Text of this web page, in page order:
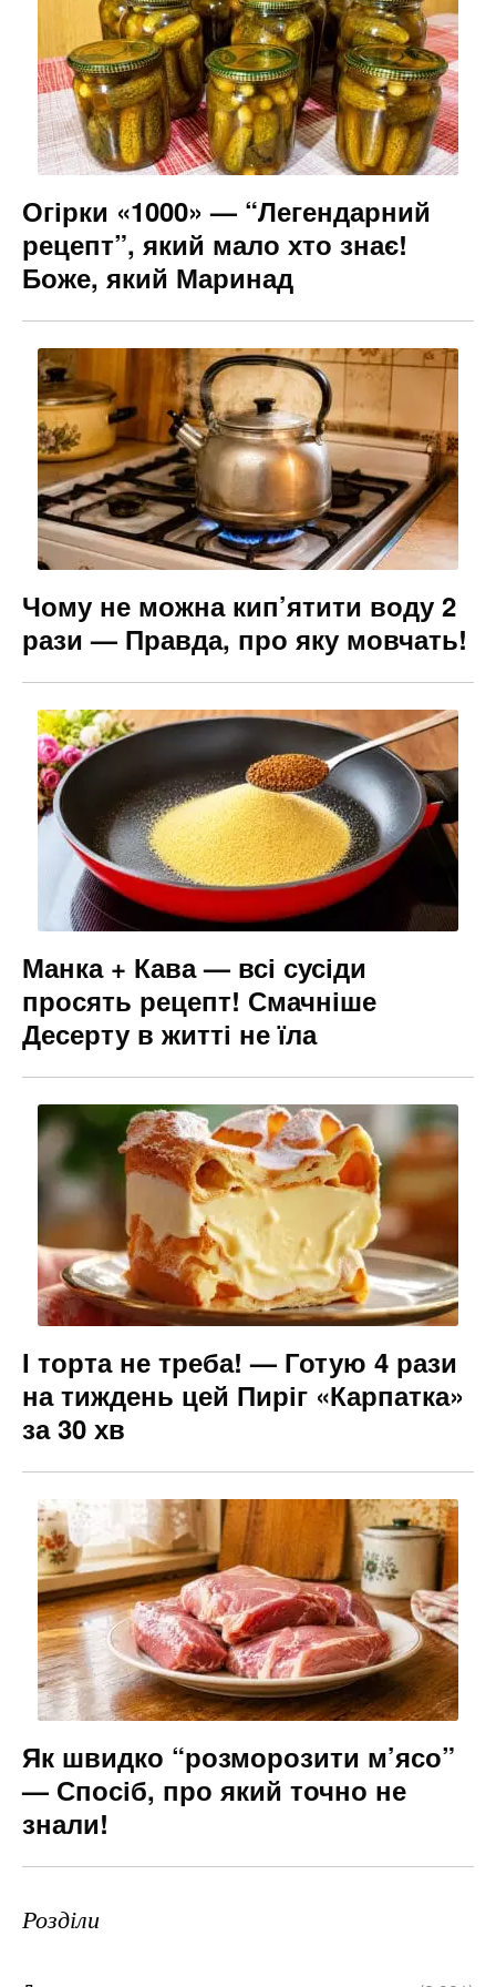
o
k
m n
g
er
Огірки «1000» — “Легендарний
рецепт”, який мало хто знає!
Боже, який Маринад
Чому не можна кип’ятити воду 2
рази — Правда, про яку мовчать!
Манка + Кава — всі сусіди
просять рецепт! Смачніше
Десерту в житті не їла
І торта не треба! — Готую 4 рази
на тиждень цей Пиріг «Карпатка»
за 30 хв
Як швидко “розморозити м’ясо”
— Спосіб, про який точно не
знали!
Розділи